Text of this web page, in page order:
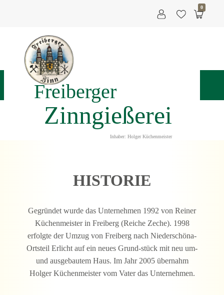
Freiberger
Zinngießerei
Inhaber: Holger Küchenmeister
0
HISTORIE
Gegründet wurde das Unternehmen 1992 von Reiner
Küchenmeister in Freiberg (Reiche Zeche). 1998
erfolgte der Umzug von Freiberg nach Niederschöna-
Ortsteil Erlicht auf ein neues Grund-stück mit neu um-
und ausgebautem Haus. Im Jahr 2005 übernahm
Holger Küchenmeister vom Vater das Unternehmen.